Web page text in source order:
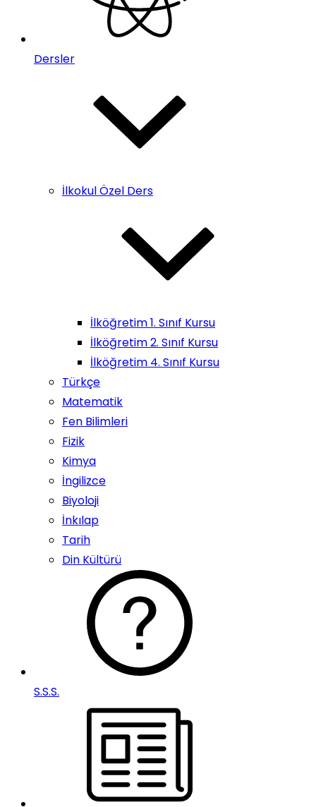
Dersler
İlkokul Özel Ders
İlköğretim 1. Sınıf Kursu
İlköğretim 2. Sınıf Kursu
İlköğretim 4. Sınıf Kursu
Türkçe
Matematik
Fen Bilimleri
Fizik
Kimya
İngilizce
Biyoloji
İnkılap
Tarih
Din Kültürü
S.S.S.